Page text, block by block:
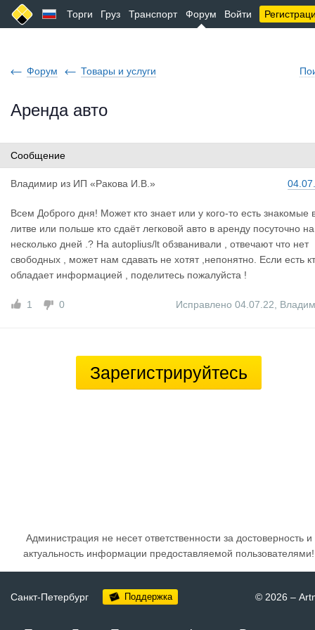
Торги Груз Транспорт Форум Войти
Форум Товары и услуги
Аренда авто
Сообщение
Владимир из ИП «Ракова И.В.»
Всем Доброго дня! Может кто знает или у кого-то есть знакомые
литве или польше кто сдаёт легковой авто в аренду посуточно на
несколько дней .? На autoplius/lt обзванивали , отвечают что нет
свободных , может нам сдавать не хотят ,непонятно. Если есть
обладает информацией , поделитесь пожалуйста !
1 0 Исправлено 04.07.22
Зарегистрируйтесь
Администрация не несет ответственности за достоверность и
актуальность информации предоставляемой пользователями!
Санкт-Петербург Поддержка © 2026 –